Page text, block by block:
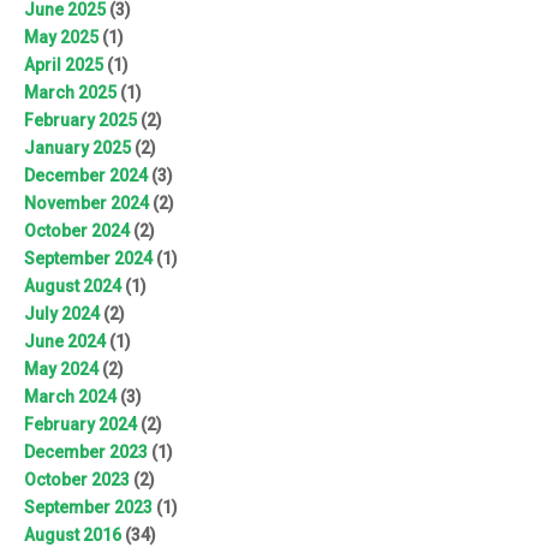
June 2025(3)
May 2025(1)
April 2025(1)
March 2025(1)
February 2025(2)
January 2025(2)
December 2024(3)
November 2024(2)
October 2024(2)
September 2024(1)
August 2024(1)
July 2024(2)
June 2024(1)
May 2024(2)
March 2024(3)
February 2024(2)
December 2023 (1)
October 2023 (2)
September 2023 (1)
August 2016(34)